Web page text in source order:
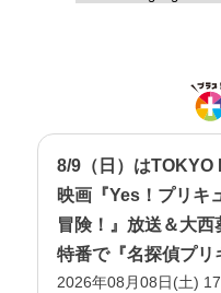
8/9（日）はTOKYO
映画『Yes！プリキ
冒険！』放送＆大
特番で『名探偵プリ
2026年08月08日(土)